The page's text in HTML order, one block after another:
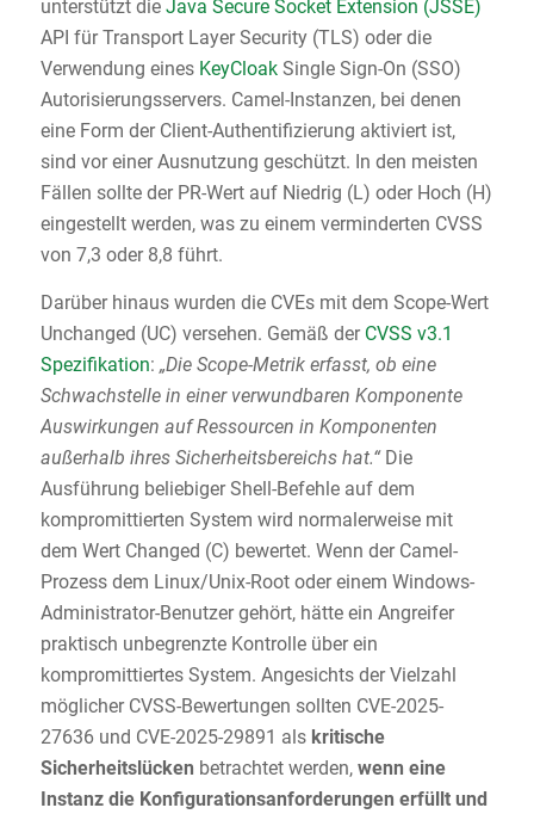
unterstützt die Java Secure Socket Extension (JSSE)
API für Transport Layer Security (TLS) oder die
Verwendung eines KeyCloakSingle Sign-On (SSO)
Autorisierungsservers. Camel-Instanzen, bei denen
eine Form der Client-Authentifizierung aktiviert ist,
sind vor einer Ausnutzung geschützt. In den meisten
Fällen sollte der PR-Wert auf Niedrig (L) oder Hoch (H)
eingestellt werden, was zu einem verminderten CVSS
von 7,3 oder 8,8 führt.
Darüber hinaus wurden die CVEs mit dem Scope-Wert
Unchanged (UC) versehen. Gemäß der CVSS v3.1
Spezifikation: „Die Scope-Metrik erfasst, ob eine
Schwachstelle in einer verwundbaren Komponente
Auswirkungen auf Ressourcen in Komponenten
außerhalb ihres Sicherheitsbereichs hat.“Die
Ausführung beliebiger Shell-Befehle auf dem
kompromittierten System wird normalerweise mit
dem Wert Changed (C) bewertet. Wenn der Camel-
Prozess dem Linux/Unix-Root oder einem Windows-
Administrator-Benutzer gehört, hätte ein Angreifer
praktisch unbegrenzte Kontrolle über ein
kompromittiertes System. Angesichts der Vielzahl
möglicher CVSS-Bewertungen sollten CVE-2025-
27636 und CVE-2025-29891 als kritische
Sicherheitslücken betrachtet werden, wenn eine
Instanz die Konfigurationsanforderungen erfüllt und